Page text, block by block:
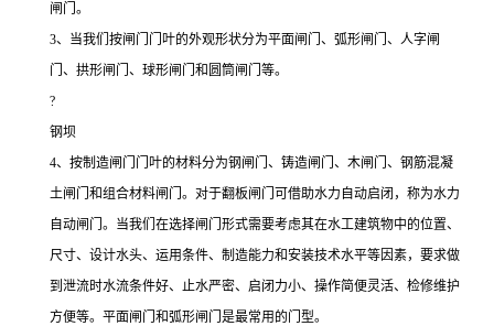
闸门。
3、当我们按闸门门叶的外观形状分为平面闸门、弧形闸门、人字闸
门、拱形闸门、球形闸门和圆筒闸门等。
?
钢坝
4、按制造闸门门叶的材料分为钢闸门、铸造闸门、木闸门、钢筋混凝
土闸门和组合材料闸门。对于翻板闸门可借助水力自动启闭，称为水力
自动闸门。当我们在选择闸门形式需要考虑其在水工建筑物中的位置、
尺寸、设计水头、运用条件、制造能力和安装技术水平等因素，要求做
到泄流时水流条件好、止水严密、启闭力小、操作简便灵活、检修维护
方便等。平面闸门和弧形闸门是最常用的门型。